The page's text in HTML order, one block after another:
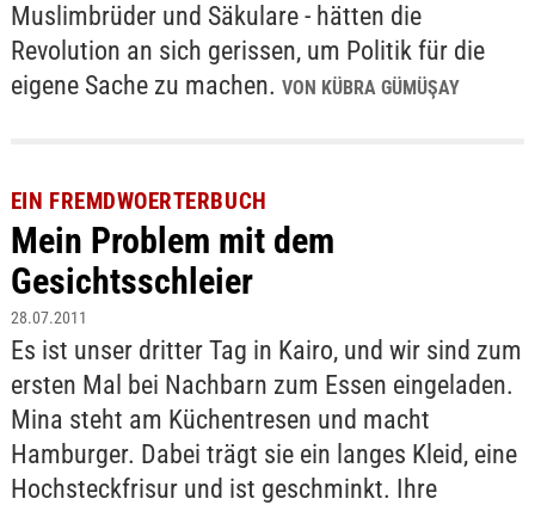
Muslimbrüder und Säkulare - hätten die
Revolution an sich gerissen, um Politik für die
eigene Sache zu machen. VON KÜBRA GÜMÜŞAY
EIN FREMDWOERTERBUCH
Mein Problem mit dem
Gesichtsschleier
28.07.2011
Es ist unser dritter Tag in Kairo, und wir sind zum
ersten Mal bei Nachbarn zum Essen eingeladen.
Mina steht am Küchentresen und macht
Hamburger. Dabei trägt sie ein langes Kleid, eine
Hochsteckfrisur und ist geschminkt. Ihre